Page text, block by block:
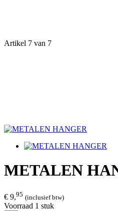
Artikel 7 van 7
METALEN
€ 9,95 (inclusief btw)
Voorraad 1 stuk